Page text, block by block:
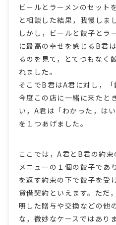
ビールとラーメンのセット
と相談した結果，我慢しま
しかし，ビールと餃子とラ
に最高の幸せを感じるB君
るのを見て，とてつもなく
れました。
そこでB君はA君に対し，「
今度この店に一緒に来たと
い，A君は「わかった，は
を１つあげました。
ここでは，A君とB君の約
メニューの１個の餃子であ
を返す約束の下で餃子を受
貸借契約といえます。ただ
明した贈与や交換などの他
な，微妙なケースではあり